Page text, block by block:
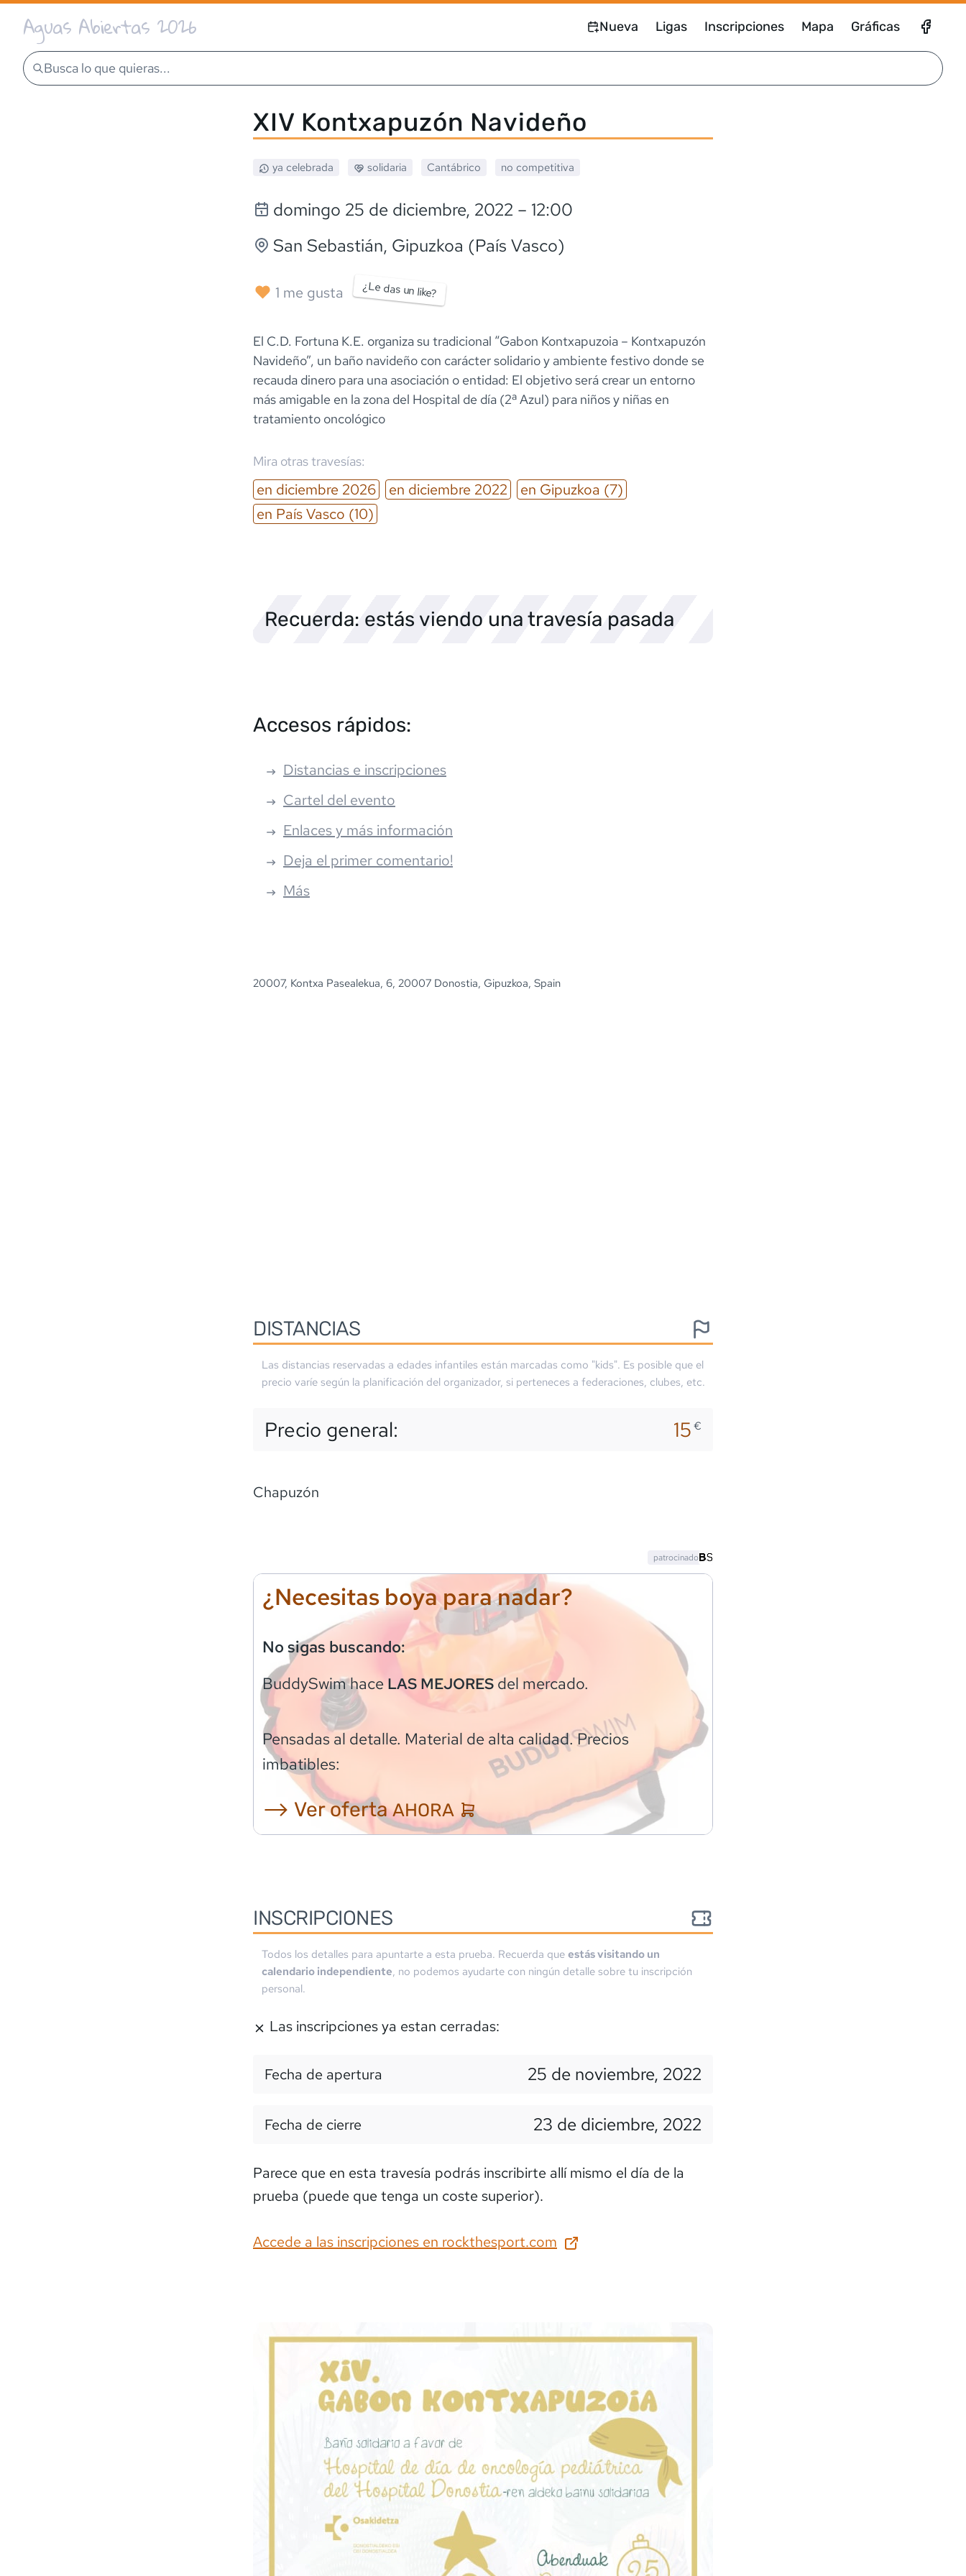
Aguas Abiertas 2026 Nueva Ligas Inscripciones Mapa Gráficas
Busca lo que quieras...
XIV Kontxapuzón Navideño
ya celebrada solidaria Cantábrico no competitiva
domingo 25 de diciembre, 2022 – 12:00
San Sebastián, Gipuzkoa (País Vasco)
1 me gusta ¿Le das un like?
El C.D. Fortuna K.E. organiza su tradicional “Gabon Kontxapuzoia – Kontxapuzón
Navideño”, un baño navideño con carácter solidario y ambiente festivo donde se
recauda dinero para una asociación o entidad: El objetivo será crear un entorno
más amigable en la zona del Hospital de día (2ª Azul) para niños y niñas en
tratamiento oncológico
Mira otras travesías:
en diciembre 2026 en diciembre 2022 en Gipuzkoa (7)
en País Vasco (10)
Recuerda: estás viendo una travesía pasada
Accesos rápidos:
Distancias e inscripciones
Cartel del evento
Enlaces y más información
Deja el primer comentario!
Más
20007, Kontxa Pasealekua, 6, 20007 Donostia, Gipuzkoa, Spain
DISTANCIAS
Las distancias reservadas a edades infantiles están marcadas como "kids". Es posible que el
precio varíe según la planificación del organizador, si perteneces a federaciones, clubes, etc.
Precio general: 15€
Chapuzón
¿Necesitas boya para nadar?
No sigas buscando:
BuddySwimhaceLAS MEJORESdel mercado.
Pensadas al detalle. Material de alta calidad. Precios
imbatibles:
⟶ Ver ofertaAHORA
patrocinado
INSCRIPCIONES
Todos los detalles para apuntarte a esta prueba. Recuerda que estás visitando un
calendario independiente, no podemos ayudarte con ningún detalle sobre tu inscripción
personal.
Las inscripciones ya estan cerradas:
Fecha de apertura 25 de noviembre, 2022
Fecha de cierre 23 de diciembre, 2022
Parece que en esta travesía podrás inscribirte allí mismo el día de la
prueba (puede que tenga un coste superior).
Accede a las inscripciones en rockthesport.com